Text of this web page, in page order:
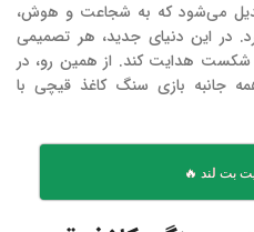
می‌شود که به شجاعت و هوش،
در این دنیای جدید، هر تصمیمی
شکست هدایت کند. از همین رو، در
جانبه بازی سنگ کاغذ قیچی با
بت لند 🔥